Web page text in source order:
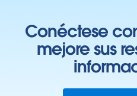
Conéctese
mejore sus